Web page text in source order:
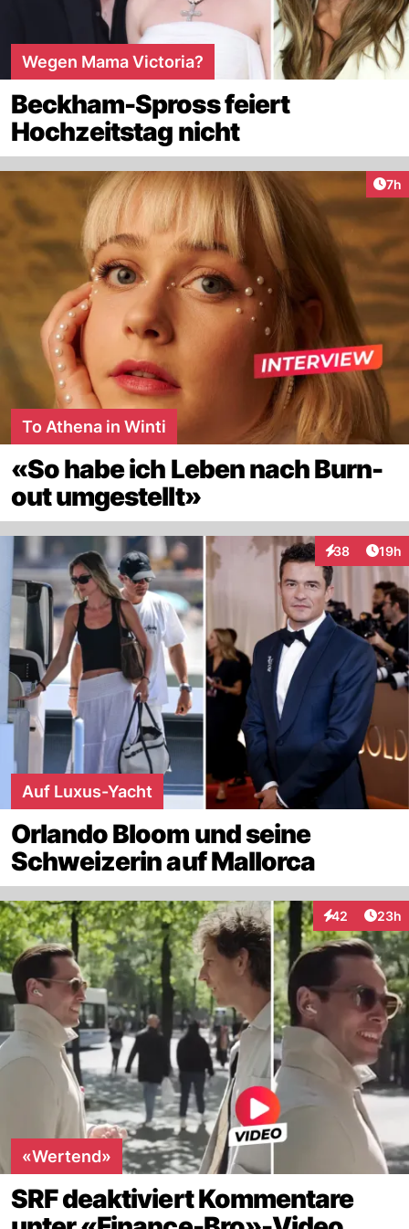
Wegen Mama Victoria?
Beckham-Spross feiert
Hochzeitstag nicht
7h
To Athena in Winti
«So habe ich Leben nach Burn-
out umgestellt»
38
Interaktionen
19h
Auf Luxus-Yacht
Orlando Bloom und seine
Schweizerin auf Mallorca
42
Interaktionen
23h
«Wertend»
SRF deaktiviert Kommentare